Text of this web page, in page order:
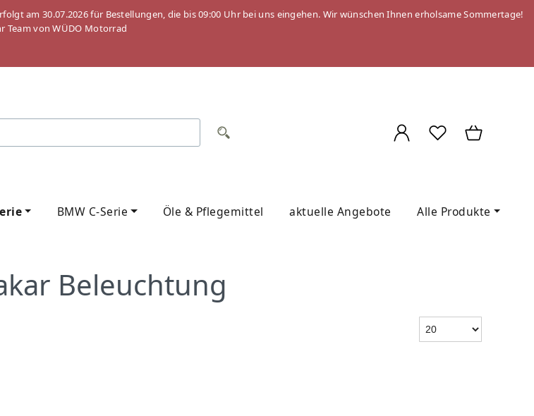
am 30.07.2026 für Bestellungen, die bis 09:00 Uhr bei uns eingehen. Wir wünschen Ihnen erholsame Sommertage!
Team von WÜDO Motorrad
BMW C-Serie Öle & Pflegemittel aktuelle Angebote Alle Produkte
Beleuchtung